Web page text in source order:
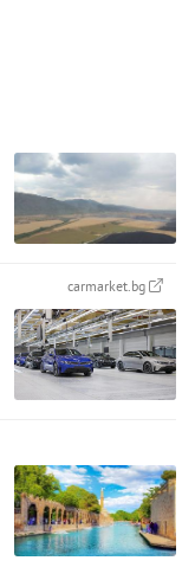
carmarket.bg